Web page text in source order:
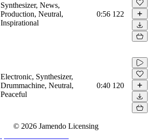
Synthesizer, News,
Production, Neutral,
Inspirational
0:56 122
Electronic, Synthesizer,
Drummachine, Neutral,
Peaceful
0:40 120
© 2026 Jamendo Licensing